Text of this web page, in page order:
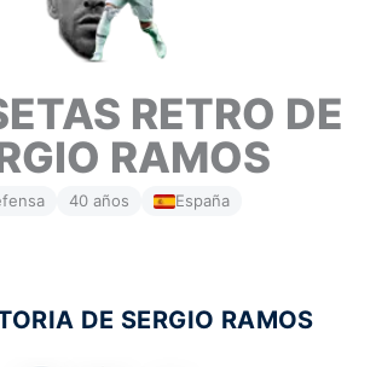
RETRO DE
RAMOS
40 años España
DE SERGIO RAMOS